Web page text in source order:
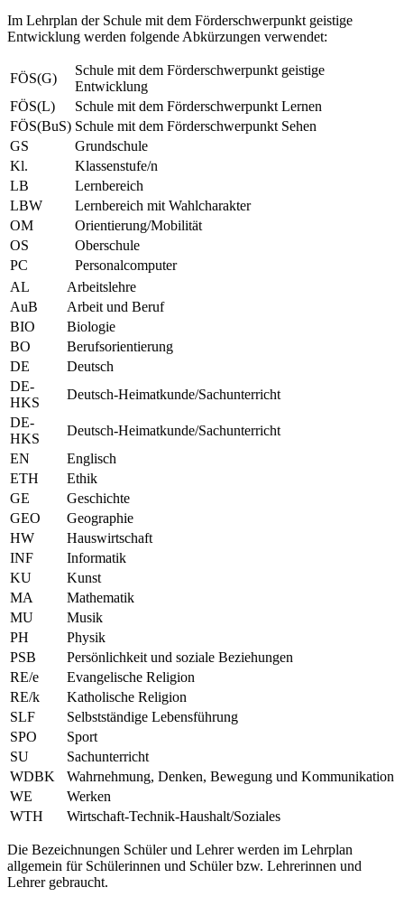
Im Lehrplan der Schule mit dem Förderschwerpunkt geistige
Entwicklung werden folgende Abkürzungen verwendet:
FÖS(G)
Schule mit dem Förderschwerpunkt geistige
Entwicklung
FÖS(L)
Schule mit dem Förderschwerpunkt Lernen
FÖS(BuS) Schule mit dem Förderschwerpunkt Sehen
GS
Grundschule
Kl.
Klassenstufe/n
LB
Lernbereich
LBW
Lernbereich mit Wahlcharakter
OM
Orientierung/Mobilität
OS
Oberschule
PC
Personalcomputer
AL
Arbeitslehre
AuB
Arbeit und Beruf
BIO
Biologie
BO
Berufsorientierung
DE
Deutsch
DE-
HKS
Deutsch-Heimatkunde/Sachunterricht
DE-
HKS
Deutsch-Heimatkunde/Sachunterricht
EN
Englisch
ETH
Ethik
GE
Geschichte
GEO
Geographie
HW
Hauswirtschaft
INF
Informatik
KU
Kunst
MA
Mathematik
MU
Musik
PH
Physik
PSB
Persönlichkeit und soziale Beziehungen
RE/e
Evangelische Religion
RE/k
Katholische Religion
SLF
Selbstständige Lebensführung
SPO
Sport
SU
Sachunterricht
WDBK
Wahrnehmung, Denken, Bewegung und Kommunikation
WE
Werken
WTH
Wirtschaft-Technik-Haushalt/Soziales
Die Bezeichnungen Schüler und Lehrer werden im Lehrplan
allgemein für Schülerinnen und Schüler bzw. Lehrerinnen und
Lehrer gebraucht.